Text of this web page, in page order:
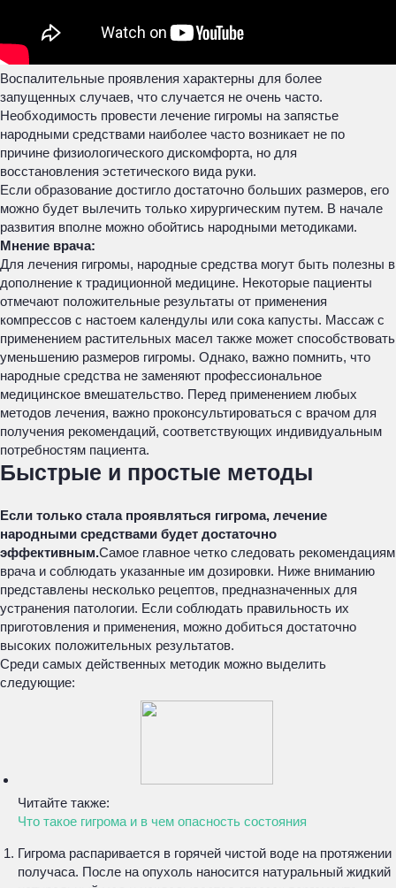
Воспалительные проявления характерны для более
запущенных случаев, что случается не очень часто.
Необходимость провести лечение гигромы на запястье
народными средствами наиболее часто возникает не по
причине физиологического дискомфорта, но для
восстановления эстетического вида руки.
Если образование достигло достаточно больших размеров, его
можно будет вылечить только хирургическим путем. В начале
развития вполне можно обойтись народными методиками.
Мнение врача:
Для лечения гигромы, народные средства могут быть полезны в
дополнение к традиционной медицине. Некоторые пациенты
отмечают положительные результаты от применения
компрессов с настоем календулы или сока капусты. Массаж с
применением растительных масел также может способствовать
уменьшению размеров гигромы. Однако, важно помнить, что
народные средства не заменяют профессиональное
медицинское вмешательство. Перед применением любых
методов лечения, важно проконсультироваться с врачом для
получения рекомендаций, соответствующих индивидуальным
потребностям пациента.
Быстрые и простые методы
Если только стала проявляться гигрома, лечение
народными средствами будет достаточно
эффективным.Самое главное четко следовать рекомендациям
врача и соблюдать указанные им дозировки. Ниже вниманию
представлены несколько рецептов, предназначенных для
устранения патологии. Если соблюдать правильность их
приготовления и применения, можно добиться достаточно
высоких положительных результатов.
Среди самых действенных методик можно выделить
следующие:
Читайте также:
Что такое гигрома и в чем опасность состояния
Гигрома распаривается в горячей чистой воде на протяжении
получаса. После на опухоль наносится натуральный жидкий